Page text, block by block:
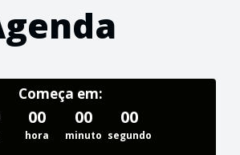
Começa em:
00
hora
00
minuto
00
segundo